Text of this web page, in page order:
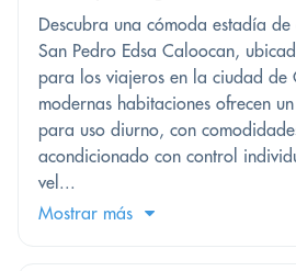
Descubra una cómoda estadía
San Pedro Edsa Caloocan,
para los viajeros en la ciudad de
modernas habitaciones ofrecen
para uso diurno, con
acondicionado con control
vel...
Mostrar más